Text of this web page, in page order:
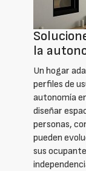
la
Un hogar
perfiles de
autonomía
diseñar
personas,
pueden
sus